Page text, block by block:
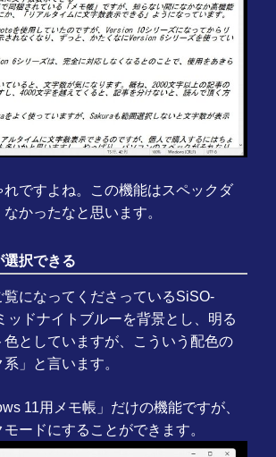
れですよね。この機能はスペックダ
かったなと思います。
選択できる
覧になってくださっているSiSO-
ッドナイトブルーを背景とし、明る
色としていますが、こういう配色の
」と言います。
11用メモ帳」だけの機能ですが、
ードにすることができます。